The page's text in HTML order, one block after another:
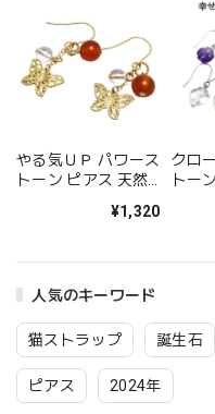
人気のキーワード
猫ストラップ 誕生石
ピアス 2024年
やる気ＵＰ パワース
トーン ピアス 天然
アス クリスタル 水
ルギー 対応 オレン
ント 送料無料 イヤ
サリー
¥1,320
クロ
トー
イト
ル 水
対応